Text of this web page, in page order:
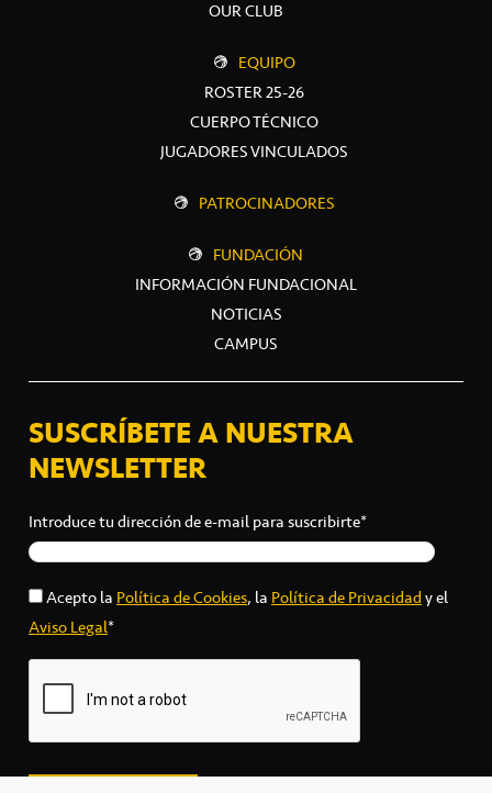
OUR CLUB
EQUIPO
ROSTER 25-26
CUERPO TÉCNICO
JUGADORES VINCULADOS
PATROCINADORES
FUNDACIÓN
INFORMACIÓN FUNDACIONAL
NOTICIAS
CAMPUS
SUSCRÍBETE A NUESTRA
NEWSLETTER
Introduce tu dirección de e-mail para suscribirte*
Acepto laPolítica de Cookies, laPolítica de Privacidady el
Aviso Legal*